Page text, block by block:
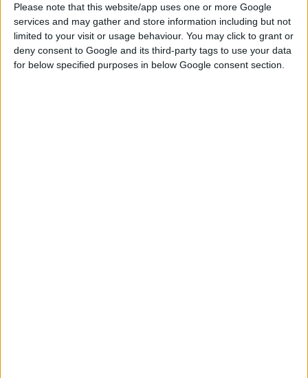
Please note that this website/app uses one or more Google
services and may gather and store information including but not
limited to your visit or usage behaviour. You may click to grant or
deny consent to Google and its third-party tags to use your data
for below specified purposes in below Google consent section.